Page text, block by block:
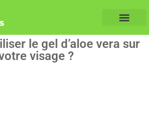
le gel d’aloe vera sur
visage ?